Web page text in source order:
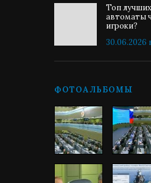
Топ
автоматы
игроки?
30.06.2026
ФОТОАЛЬБОМЫ